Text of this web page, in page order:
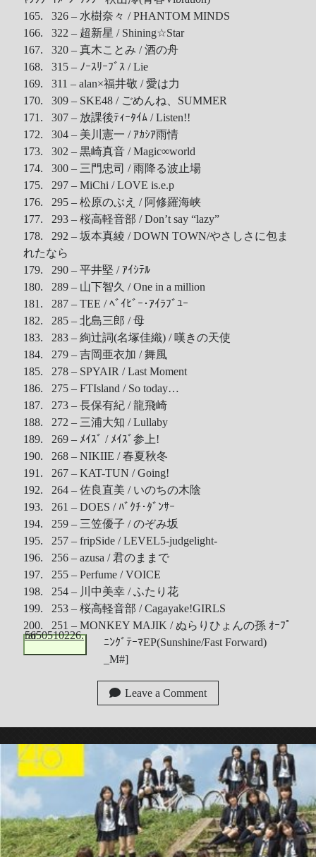
165. 326 – 水樹奈々 / PHANTOM MINDS
166. 322 – 超新星 / Shining☆Star
167. 320 – 真木ことみ / 酒の舟
168. 315 – ﾉｰｽﾘｰﾌﾞｽ / Lie
169. 311 – alan×福井敬 / 愛は力
170. 309 – SKE48 / ごめんね、SUMMER
171. 307 – 放課後ﾃｨｰﾀｲﾑ / Listen!!
172. 304 – 美川憲一 / ｱｶｼｱ雨情
173. 302 – 黒崎真音 / Magic∞world
174. 300 – 三門忠司 / 雨降る波止場
175. 297 – MiChi / LOVE is.e.p
176. 295 – 松原のぶえ / 阿修羅海峡
177. 293 – 桜高軽音部 / Don’t say “lazy”
178. 292 – 坂本真綾 / DOWN TOWN/やさしさに包ま
れたなら
179. 290 – 平井堅 / ｱｲｼﾃﾙ
180. 289 – 山下智久 / One in a million
181. 287 – TEE / ﾍﾞｲﾋﾞｰ･ｱｲﾗﾌﾞﾕｰ
182. 285 – 北島三郎 / 母
183. 283 – 絢辻詞(名塚佳織) / 嘆きの天使
184. 279 – 吉岡亜衣加 / 舞風
185. 278 – SPYAIR / Last Moment
186. 275 – FTIsland / So today…
187. 273 – 長保有紀 / 龍飛崎
188. 272 – 三浦大知 / Lullaby
189. 269 – ﾒｲｽﾞ / ﾒｲｽﾞ参上!
190. 268 – NIKIIE / 春夏秋冬
191. 267 – KAT-TUN / Going!
192. 264 – 佐良直美 / いのちの木陰
193. 261 – DOES / ﾊﾞｸﾁ･ﾀﾞﾝｻｰ
194. 259 – 三笠優子 / のぞみ坂
195. 257 – fripSide / LEVEL5-judgelight-
196. 256 – azusa / 君のままで
197. 255 – Perfume / VOICE
198. 254 – 川中美幸 / ふたり花
199. 253 – 桜高軽音部 / Cagayake!GIRLS
200. 251 – MONKEY MAJIK / ぬらりひょんの孫 ｵｰﾌﾟ
ﾆﾝｸﾞﾃｰﾏEP(Sunshine/Fast Forward)
5650510226.rar
_M#]
Leave a Comment